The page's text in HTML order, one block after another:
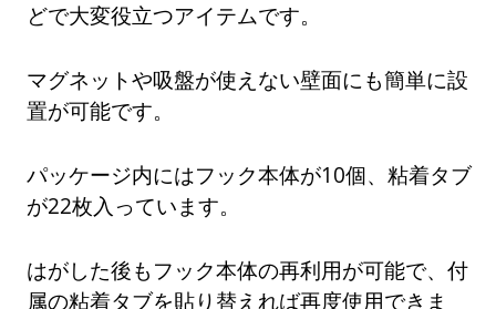
どで大変役立つアイテムです。
マグネットや吸盤が使えない壁面にも簡単に設
置が可能です。
パッケージ内にはフック本体が10個、粘着タブ
が22枚入っています。
はがした後もフック本体の再利用が可能で、付
属の粘着タブを貼り替えれば再度使用できま